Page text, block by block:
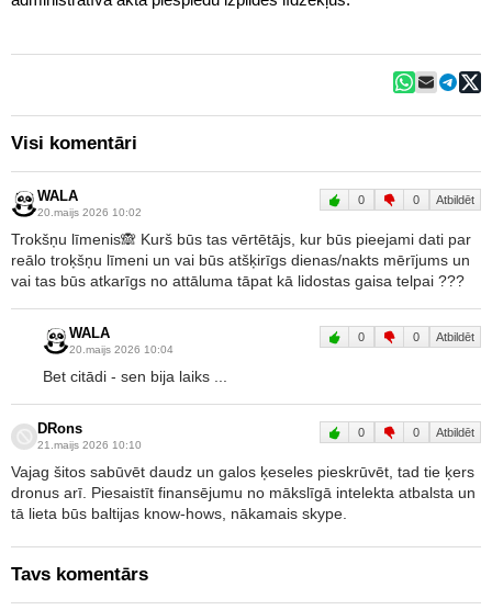
Visi komentāri
WALA
20.maijs 2026 10:02
0 0 Atbildēt
Trokšņu līmenis🙈 Kurš būs tas vērtētājs, kur būs pieejami dati par
reālo troķšņu līmeni un vai būs atšķirīgs dienas/nakts mērījums un
vai tas būs atkarīgs no attāluma tāpat kā lidostas gaisa telpai ???
WALA
20.maijs 2026 10:04
0 0 Atbildēt
Bet citādi - sen bija laiks ...
DRons
21.maijs 2026 10:10
0 0 Atbildēt
Vajag šitos sabūvēt daudz un galos ķeseles pieskrūvēt, tad tie ķers
dronus arī. Piesaistīt finansējumu no mākslīgā intelekta atbalsta un
tā lieta būs baltijas know-hows, nākamais skype.
Tavs komentārs